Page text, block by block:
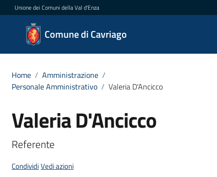
Vai al contenuto
Vai alla navigazione
Vai al footer
Unione dei Comuni della Val d'Enza
Comune di Cavriago
Comune
di
Menu selezionato
Novità
Home / Amministrazione /
Personale Amministrativo / Valeria D'Ancicco
Salta al contenuto
Valeria D'Ancicco
Referente
CondividiVedi azioni